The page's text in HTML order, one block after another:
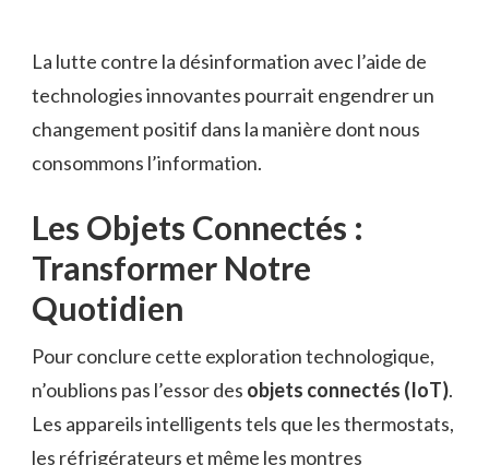
La lutte contre la désinformation avec l’aide de
technologies innovantes pourrait engendrer un
changement positif dans la manière dont nous
consommons l’information.
Les Objets Connectés :
Transformer Notre
Quotidien
Pour conclure cette exploration technologique,
n’oublions pas l’essor des objets connectés (IoT).
Les appareils intelligents tels que les thermostats,
les réfrigérateurs et même les montres